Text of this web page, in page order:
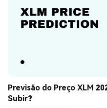
Previsão do Preço XLM
Subir?